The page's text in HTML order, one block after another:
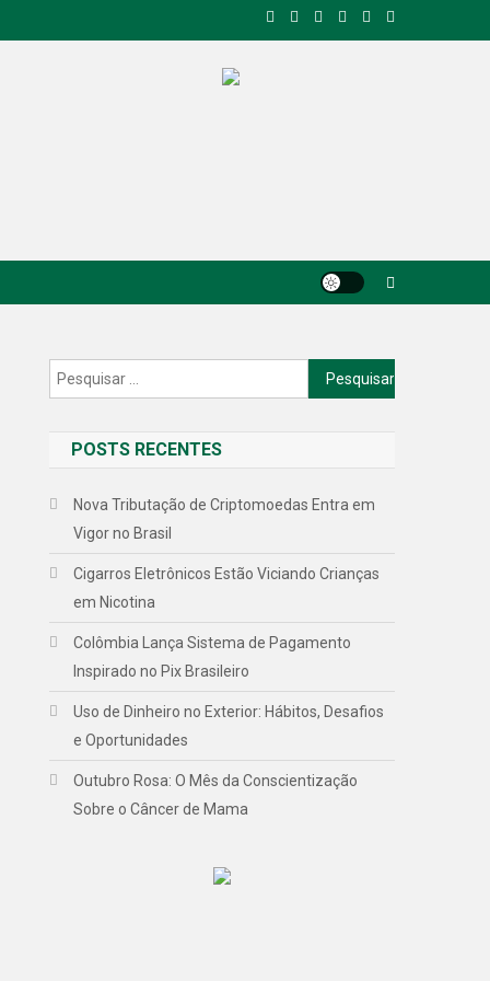
Pesquisar
por:
POSTS RECENTES
Nova Tributação de Criptomoedas Entra em
Vigor no Brasil
Cigarros Eletrônicos Estão Viciando Crianças
em Nicotina
Colômbia Lança Sistema de Pagamento
Inspirado no Pix Brasileiro
Uso de Dinheiro no Exterior: Hábitos, Desafios
e Oportunidades
Outubro Rosa: O Mês da Conscientização
Sobre o Câncer de Mama